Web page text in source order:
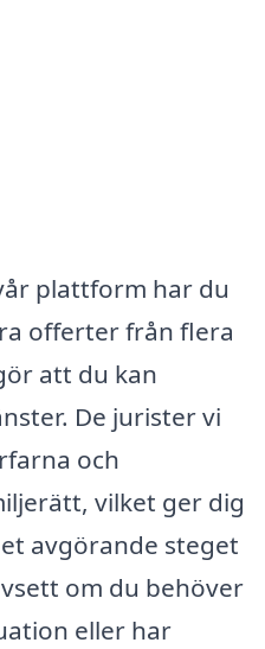
plattform har du
offerter från flera
att du kan
De jurister vi
och
vilket ger dig
avgörande steget
om du behöver
eller har